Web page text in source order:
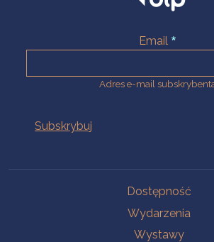
Email
Adres e-mail
Dostępność
Wydarzenia
Wystawy